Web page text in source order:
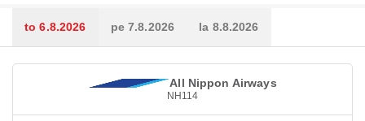
to 6.8.2026 pe 7.8.2026 la 8.8.2026
All Nippon Airways
NH114